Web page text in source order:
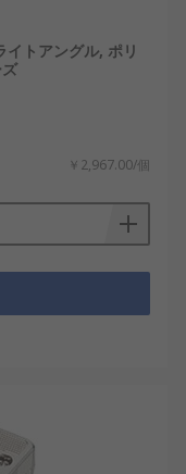
トアングル, ポリ
￥2,967.00/個